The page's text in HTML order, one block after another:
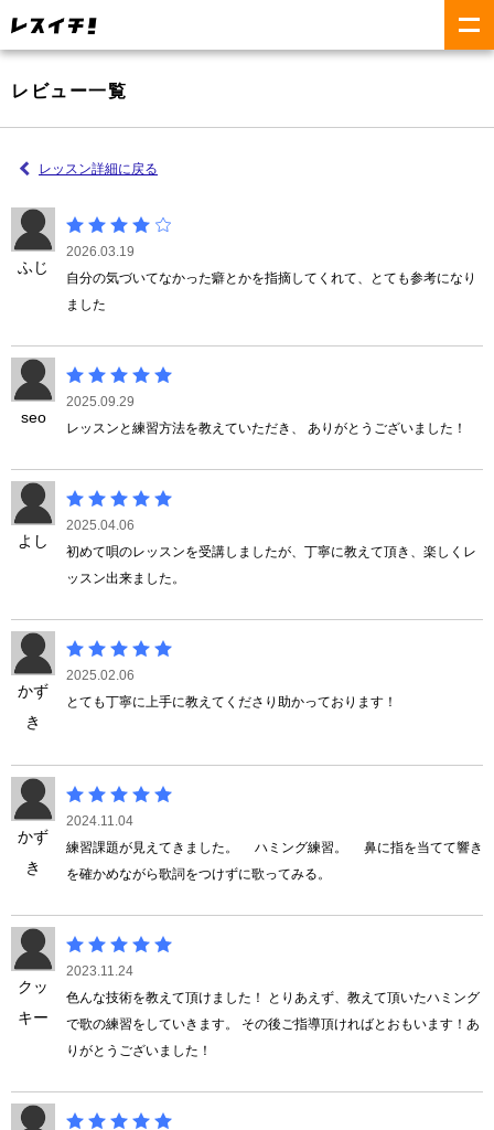
レビュー一覧
レッスン詳細に戻る
ふじ
2026.03.19
自分の気づいてなかった癖とかを指摘してくれて、とても参考になり
ました
seo
2025.09.29
レッスンと練習方法を教えていただき、 ありがとうございました！
よし
2025.04.06
初めて唄のレッスンを受講しましたが、丁寧に教えて頂き、楽しくレ
ッスン出来ました。
かず
き
2025.02.06
とても丁寧に上手に教えてくださり助かっております！
かず
き
2024.11.04
練習課題が見えてきました。 ハミング練習。 鼻に指を当てて響き
を確かめながら歌詞をつけずに歌ってみる。
クッ
キー
2023.11.24
色んな技術を教えて頂けました！ とりあえず、教えて頂いたハミング
で歌の練習をしていきます。 その後ご指導頂ければとおもいます！あ
りがとうございました！